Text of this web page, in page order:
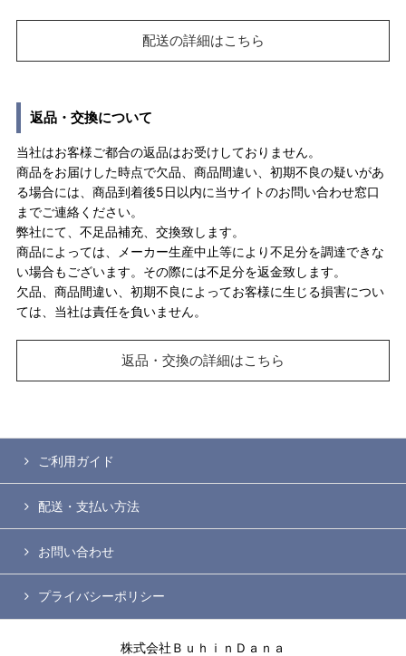
配送の詳細はこちら
返品・交換について
当社はお客様ご都合の返品はお受けしておりません。
商品をお届けした時点で欠品、商品間違い、初期不良の疑いがあ
る場合には、商品到着後5日以内に当サイトのお問い合わせ窓口
までご連絡ください。
弊社にて、不足品補充、交換致します。
商品によっては、メーカー生産中止等により不足分を調達できな
い場合もございます。その際には不足分を返金致します。
欠品、商品間違い、初期不良によってお客様に生じる損害につい
ては、当社は責任を負いません。
返品・交換の詳細はこちら
ご利用ガイド
配送・支払い方法
お問い合わせ
プライバシーポリシー
株式会社ＢｕｈｉｎＤａｎａ